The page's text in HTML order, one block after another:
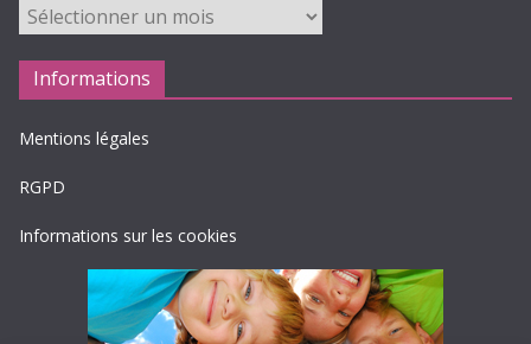
Archives
Informations
Mentions légales
RGPD
Informations sur les cookies